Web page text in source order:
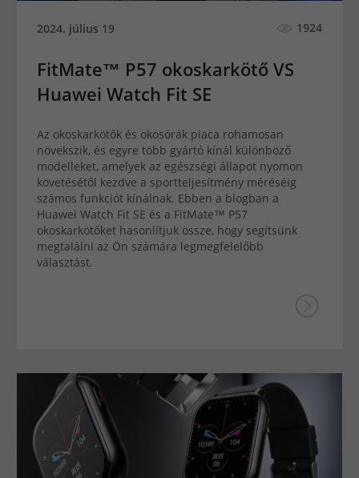
2024. július 19 1924
FitMate™ P57 okoskarkötő VS
Huawei Watch Fit SE
Az okoskarkötők és okosórák piaca rohamosan
növekszik, és egyre több gyártó kínál különböző
modelleket, amelyek az egészségi állapot nyomon
követésétől kezdve a sportteljesítmény méréséig
számos funkciót kínálnak. Ebben a blogban a
Huawei Watch Fit SE és a FitMate™ P57
okoskarkötőket hasonlítjuk össze, hogy segítsünk
megtalálni az Ön számára legmegfelelőbb
választást.